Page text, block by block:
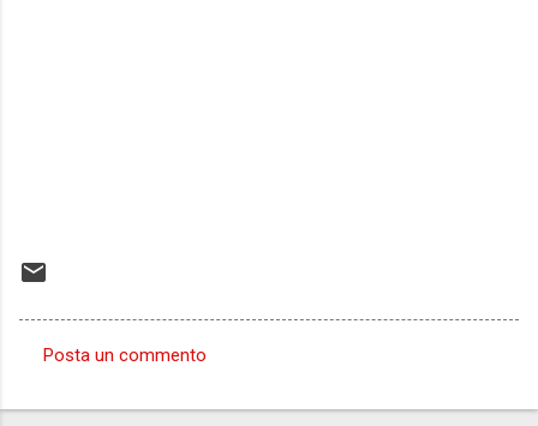
o
Posta un commento